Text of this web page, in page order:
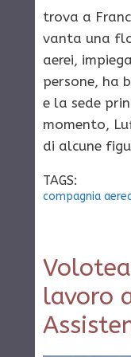
trova a
vanta una
aerei,
persone, ha
e la sede
momento,
di alcune
TAGS:
compagnia
lavoro